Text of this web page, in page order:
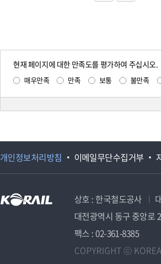
현재 페이지에 대한 만족도를 평가하여 주십시오.
매우만족 만족 보통 불만족
개인정보처리방침 이메일무단수집거부
상호 : 한국철도공사
대전광역시 동구 중앙로
팩스 : 02-361-8385
COPYRIGHT ⓒ